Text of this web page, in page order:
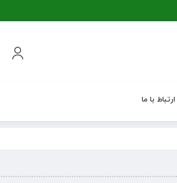
ارتباط با ما